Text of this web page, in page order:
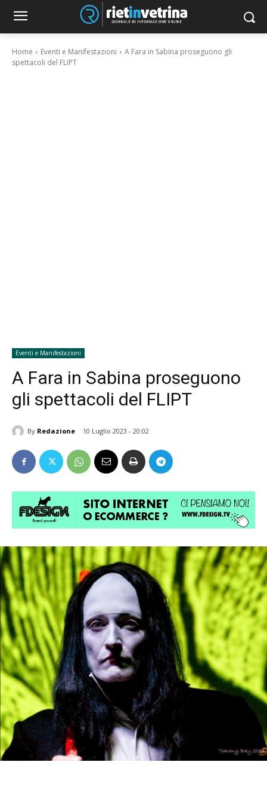
Home Eventi e Manifestazioni
A Fara in Sabina proseguono gli
spettacoli del FLIPT
Eventi e Manifestazioni
A Fara in Sabina proseguono
gli spettacoli del FLIPT
By Redazione 10 Luglio 2023 - 20:02